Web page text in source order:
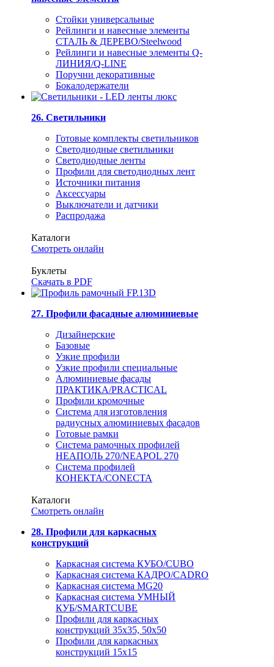
Стойки универсальные
Рейлинги и навесные элементы
СТАЛЬ & ДЕРЕВО/Steelwood
Рейлинги и навесные элементы Q-
ЛИНИЯ/Q-LINE
Поручни декоративные
Бокалодержатели
26. Светильники
Готовые комплекты светильников
Светодиодные светильники
Светодиодные ленты
Профили для светодиодных лент
Источники питания
Аксессуары
Выключатели и датчики
Распродажа
Каталоги
Смотреть онлайн
Буклеты
Скачать в PDF
27. Профили фасадные алюминиевые
Дизайнерские
Базовые
Узкие профили
Узкие профили специальные
Алюминиевые фасады
ПРАКТИКА/PRACTICAL
Профили кромочные
Система для изготовления
радиусных алюминиевых фасадов
Готовые рамки
Система рамочных профилей
НЕАПОЛЬ 270/NEAPOL 270
Система профилей
КОНЕКТА/CONECTA
Каталоги
Смотреть онлайн
28. Профили для каркасных
конструкций
Каркасная система КУБО/CUBO
Каркасная система КАДРО/CADRO
Каркасная система MG20
Каркасная система УМНЫЙ
КУБ/SMARTCUBE
Профили для каркасных
конструкций 35x35, 50x50
Профили для каркасных
конструкций 15х15